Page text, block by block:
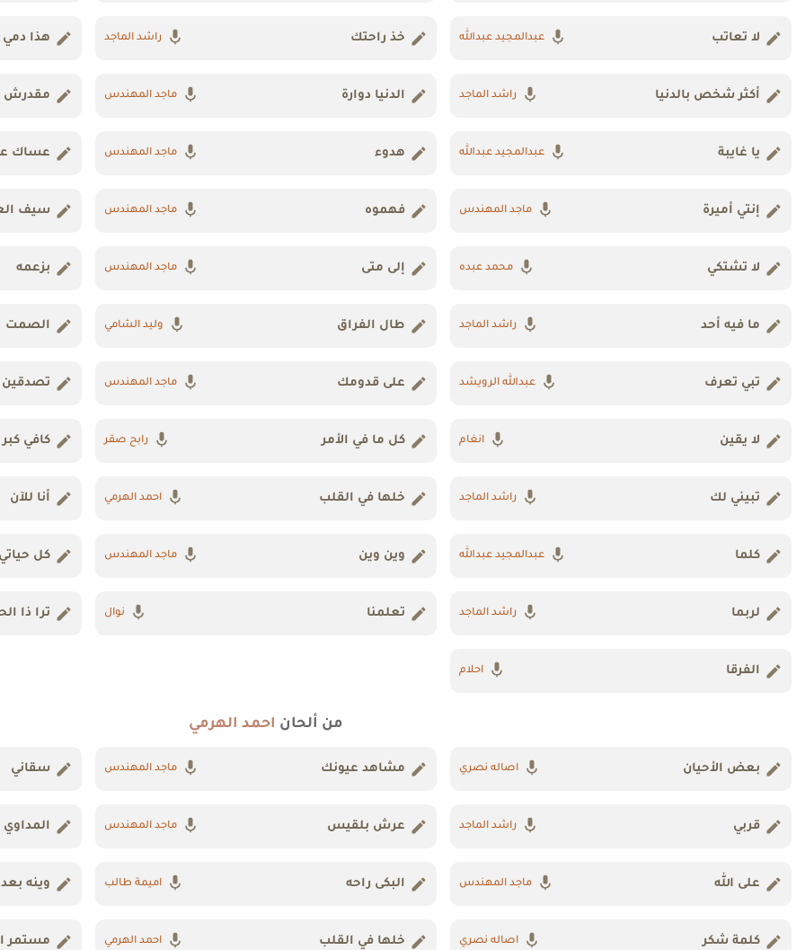
لا تعاتب عبدالمجيد عبدالله خذ راحتك راشد الماجد هذا دمي
أكثر شخص بالدنيا راشد الماجد الدنيا دوارة ماجد المهندس مقدرش
يا غايبة عبدالمجيد عبدالله هدوء ماجد المهندس عساك
إنتي أميرة ماجد المهندس فهموه ماجد المهندس سيف
لا تشتكي محمد عبده إلى متى ماجد المهندس بزعمه
ما فيه أحد راشد الماجد طال الفراق وليد الشامي الصمت
تبي تعرف عبدالله الرويشد على قدومك ماجد المهندس تصدقين
لا يقين انغام كل ما في الأمر رابح صقر كافي كبر
تبيني لك راشد الماجد خلها في القلب احمد الهرمي أنا للآن
كلما عبدالمجيد عبدالله وين وين ماجد المهندس كل
لربما راشد الماجد تعلمنا نوال ترا ذا
الفرقا احلام
من ألحان احمد الهرمي
بعض الأحيان اصاله نصري مشاهد عيونك ماجد المهندس سقاني
قربي راشد الماجد عرش بلقيس ماجد المهندس المداوي
على الله ماجد المهندس البكى راحه اميمة طالب وينه
كلمة شكر اصاله نصري خلها في القلب احمد الهرمي مستمر